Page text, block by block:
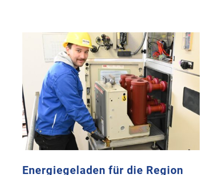
Energiegeladen für die Region